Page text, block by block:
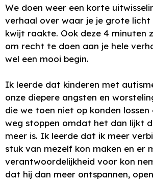
We doen weer een korte
verhaal over waar je je grote licht
kwijt raakte. Ook deze 4 minuten
om recht te doen aan je hele
wel een mooi begin.
Ik leerde dat kinderen met
onze diepere angsten en
die we toen niet op konden lossen
weg stoppen omdat het dan lijkt
meer is. Ik leerde dat ik meer
stuk van mezelf kon maken en er
verantwoordelijkheid voor kon
dat hij dan meer ontspannen,